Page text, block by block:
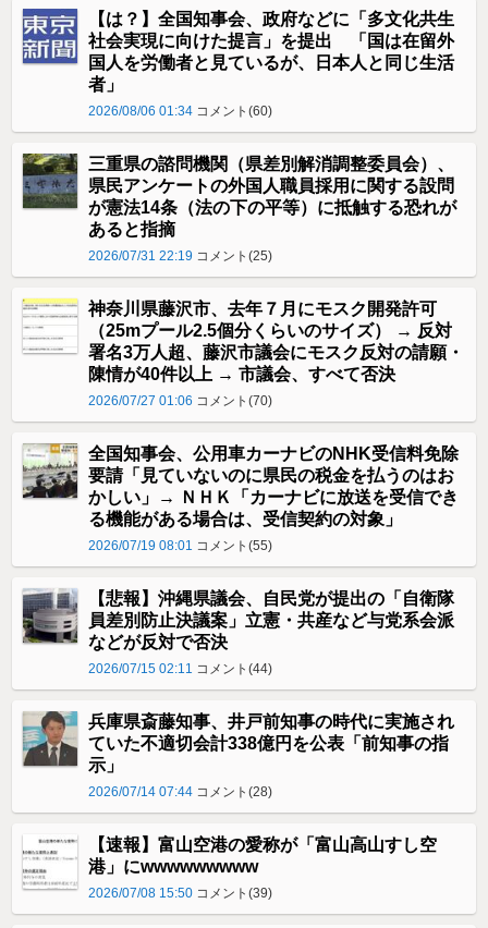
【は？】全国知事会、政府などに「多文化共生
社会実現に向けた提言」を提出 「国は在留外
国人を労働者と見ているが、日本人と同じ生活
者」
2026/08/06 01:34 コメント(60)
三重県の諮問機関（県差別解消調整委員会）、
県民アンケートの外国人職員採用に関する設問
が憲法14条（法の下の平等）に抵触する恐れが
あると指摘
2026/07/31 22:19 コメント(25)
神奈川県藤沢市、去年７月にモスク開発許可
（25mプール2.5個分くらいのサイズ） → 反対
署名3万人超、藤沢市議会にモスク反対の請願・
陳情が40件以上 → 市議会、すべて否決
2026/07/27 01:06 コメント(70)
全国知事会、公用車カーナビのNHK受信料免除
要請「見ていないのに県民の税金を払うのはお
かしい」→ ＮＨＫ「カーナビに放送を受信でき
る機能がある場合は、受信契約の対象」
2026/07/19 08:01 コメント(55)
【悲報】沖縄県議会、自民党が提出の「自衛隊
員差別防止決議案」立憲・共産など与党系会派
などが反対で否決
2026/07/15 02:11 コメント(44)
兵庫県斎藤知事、井戸前知事の時代に実施され
ていた不適切会計338億円を公表「前知事の指
示」
2026/07/14 07:44 コメント(28)
【速報】富山空港の愛称が「富山高山すし空
港」にwwwwwwwww
2026/07/08 15:50 コメント(39)